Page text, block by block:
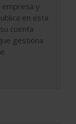
y
en esta
cuenta
gestiona